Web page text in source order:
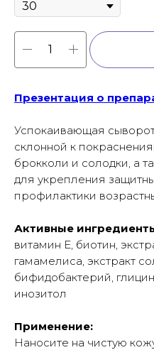
Презентация о
Успокаивающая
склонной к
брокколи и солодки, а
для укрепления
профилактики
Активные
витамин Е, биотин,
гамамелиса, экстракт
бифидобактерий,
инозитол
Применение:
Наносите на чистую